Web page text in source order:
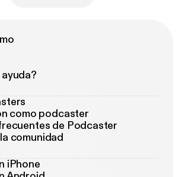
como podcaster
de Podcaster
comunidad
iPhone